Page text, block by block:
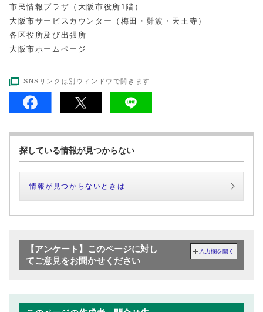
市民情報プラザ（大阪市役所1階）
大阪市サービスカウンター（梅田・難波・天王寺）
各区役所及び出張所
大阪市ホームページ
SNSリンクは別ウィンドウで開きます
探している情報が見つからない
情報が見つからないときは
【アンケート】このページに対し
てご意見をお聞かせください
入力欄を開く